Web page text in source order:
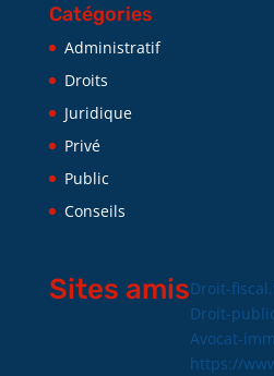
Catégories
Administratif
Droits
Juridique
Privé
Public
Conseils
Sites amisDroit-
Droit-
Avocat-
https://